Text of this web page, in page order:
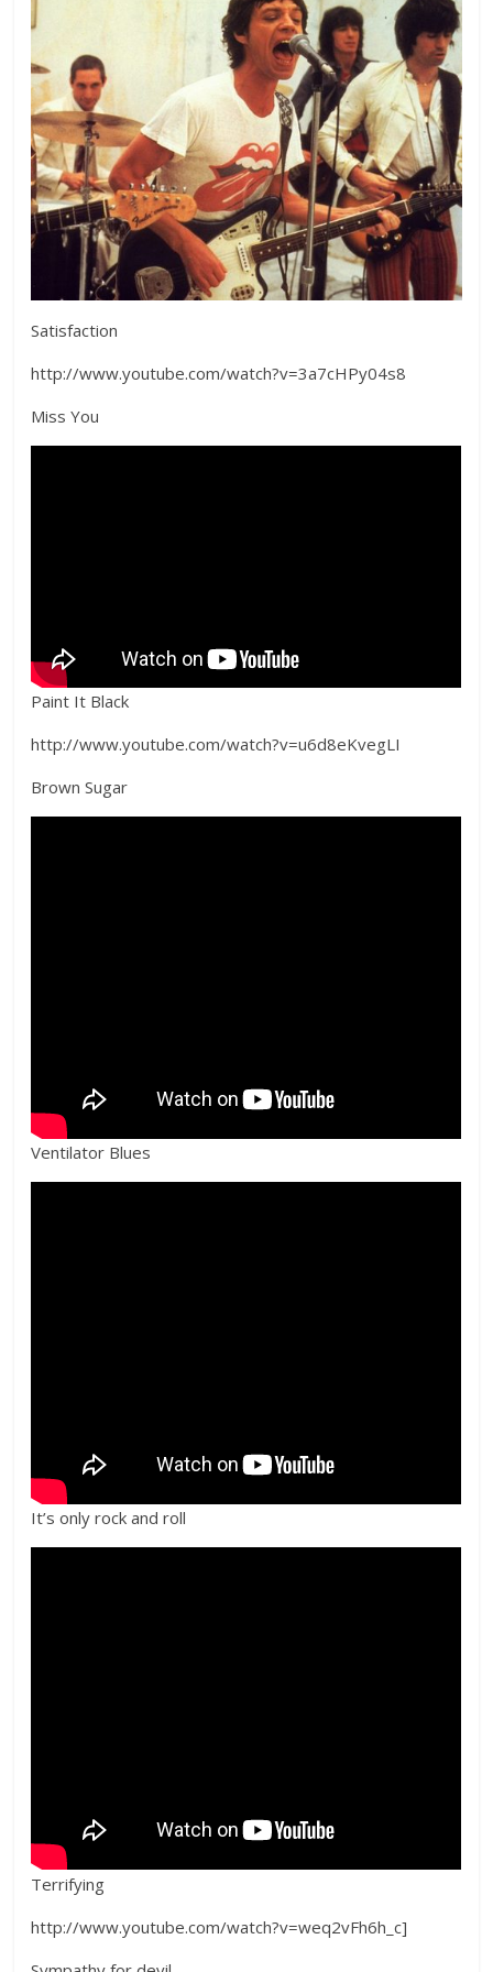
Satisfaction
http://www.youtube.com/watch?v=3a7cHPy04s8
Miss You
Paint It Black
http://www.youtube.com/watch?v=u6d8eKvegLI
Brown Sugar
Ventilator Blues
It’s only rock and roll
Terrifying
http://www.youtube.com/watch?v=weq2vFh6h_c]